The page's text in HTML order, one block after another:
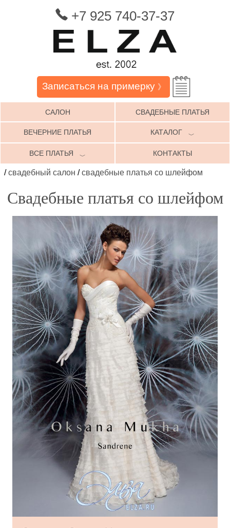
+7 925 740-37-37
Записаться на примерку 》
САЛОН СВАДЕБНЫЕ ПЛАТЬЯ
ВЕЧЕРНИЕ ПЛАТЬЯ КАТАЛОГ ﹀
ВСЕ ПЛАТЬЯ ﹀ КОНТАКТЫ
/свадебный салон /свадебные платья со шлейфом
Свадебные платья со шлейфом